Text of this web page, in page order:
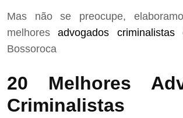
Mas não se preocupe,
melhoresadvogados criminalistas
Bossoroca
20 Melhores